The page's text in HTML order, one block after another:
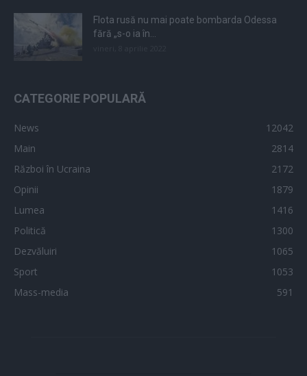
Flota rusă nu mai poate bombarda Odessa
fără „s-o ia în...
CATEGORIE POPULARĂ
News
12042
Main
2814
Război în Ucraina
2172
Opinii
1879
Lumea
1416
Politică
1300
Dezvăluiri
1065
Sport
1053
Mass-media
591